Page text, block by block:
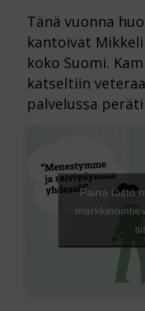
Tänä vuonna
kantoivat
koko Suomi.
katseltiin
palvelussa
Paina tästä